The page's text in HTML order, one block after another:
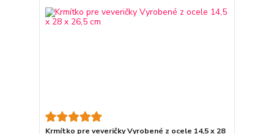
Krmítko pre veveričky Vyrobené z ocele 14,5 x 28